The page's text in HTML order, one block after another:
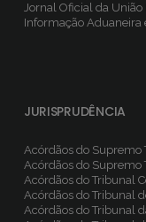
Jornal Oficial da União
Informação Aduaneira
JURISPRUDÊNCIA
Acórdãos do Supremo
Acórdãos do
Acórdãos do Tribunal
Acórdãos do Tribunal
Acórdãos do Tribunal